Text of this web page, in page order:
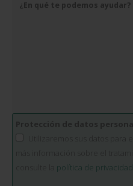
política de privacidad